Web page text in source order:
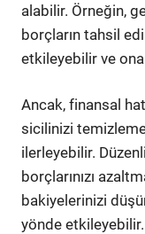
alabilir. Örneğin,
borçların tahsil
etkileyebilir ve
Ancak, finansal
sicilinizi
ilerleyebilir.
borçlarınızı
bakiyelerinizi
yönde etkileyebilir.